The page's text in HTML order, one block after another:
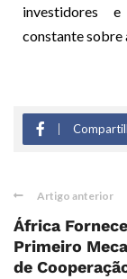
investidores
constante sobre
Artigo anterior
África
Primeiro
de